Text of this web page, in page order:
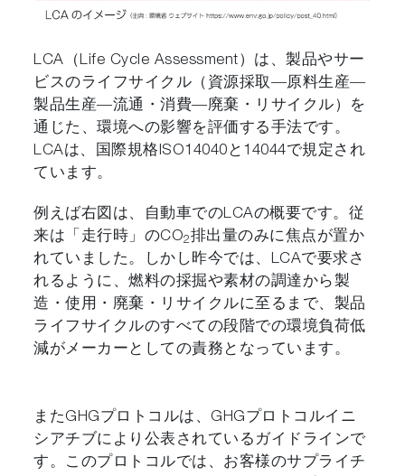
LCA（Life Cycle Assessment）は、製品やサー
ビスのライフサイクル（資源採取―原料生産―
製品生産―流通・消費―廃棄・リサイクル）を
通じた、環境への影響を評価する手法です。
LCAは、国際規格ISO14040と14044で規定され
ています。
例えば右図は、自動車でのLCAの概要です。従
来は「走行時」のCO2排出量のみに焦点が置か
れていました。しかし昨今では、LCAで要求さ
れるように、燃料の採掘や素材の調達から製
造・使用・廃棄・リサイクルに至るまで、製品
ライフサイクルのすべての段階での環境負荷低
減がメーカーとしての責務となっています。
またGHGプロトコルは、GHGプロトコルイニ
シアチブにより公表されているガイドラインで
す。このプロトコルでは、お客様のサプライチ